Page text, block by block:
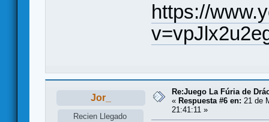
https://
Jor_
Recien Llegado
Re:Juego La Fúria de
« Respuesta #6 en: 21 de
21:41:11 »